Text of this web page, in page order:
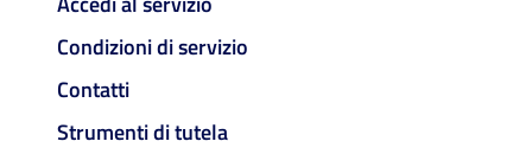
Condizioni di servizio
Contatti
Strumenti di tutela